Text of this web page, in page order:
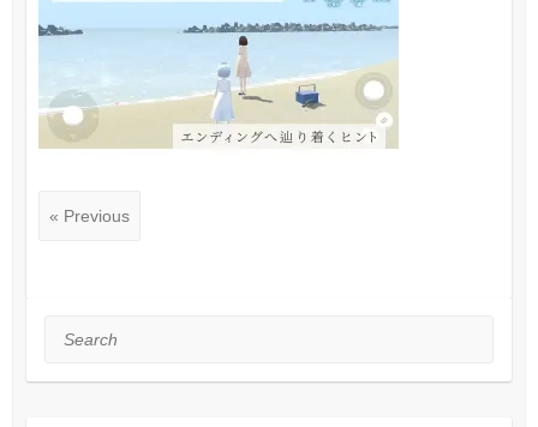
« Previous
Search